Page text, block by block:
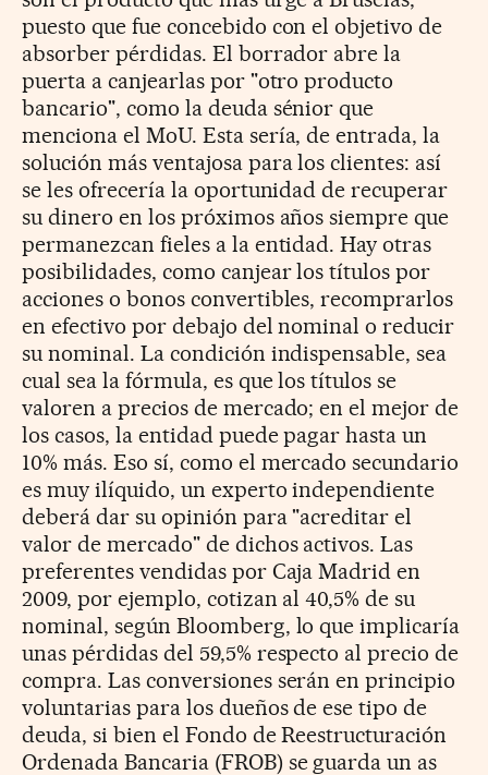
puesto que fue concebido con el objetivo de
absorber pérdidas. El borrador abre la
puerta a canjearlas por "otro producto
bancario", como la deuda sénior que
menciona el MoU. Esta sería, de entrada, la
solución más ventajosa para los clientes: así
se les ofrecería la oportunidad de recuperar
su dinero en los próximos años siempre que
permanezcan fieles a la entidad. Hay otras
posibilidades, como canjear los títulos por
acciones o bonos convertibles, recomprarlos
en efectivo por debajo del nominal o reducir
su nominal. La condición indispensable, sea
cual sea la fórmula, es que los títulos se
valoren a precios de mercado; en el mejor de
los casos, la entidad puede pagar hasta un
10% más. Eso sí, como el mercado secundario
es muy ilíquido, un experto independiente
deberá dar su opinión para "acreditar el
valor de mercado" de dichos activos. Las
preferentes vendidas por Caja Madrid en
2009, por ejemplo, cotizan al 40,5% de su
nominal, según Bloomberg, lo que implicaría
unas pérdidas del 59,5% respecto al precio de
compra. Las conversiones serán en principio
voluntarias para los dueños de ese tipo de
deuda, si bien el Fondo de Reestructuración
Ordenada Bancaria (FROB) se guarda un as